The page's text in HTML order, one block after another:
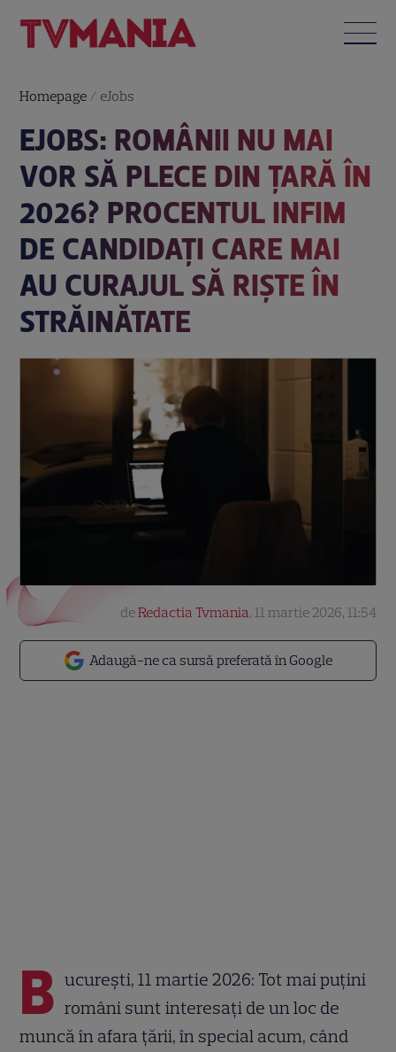
Homepage / eJobs
EJOBS: ROMÂNII NU MAI
VOR SĂ PLECE DIN ȚARĂ ÎN
2026? PROCENTUL INFIM
DE CANDIDAȚI CARE MAI
AU CURAJUL SĂ RIȘTE ÎN
STRĂINĂTATE
Adaugă-ne ca sursă preferată în Google
deRedactia Tvmania, 11 martie 2026, 11:54
B ucurești, 11 martie 2026: Tot mai puțini
români sunt interesați de un loc de
muncă în afara țării, în special acum, când